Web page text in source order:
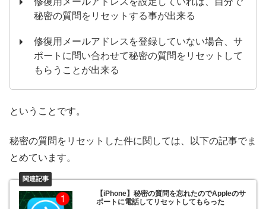
秘密の質問をリセットする事が出来る
修復用メールアドレスを登録していない場合、サ
ポートに問い合わせて秘密の質問をリセットして
もらうことが出来る
ということです。
秘密の質問をリセットした件に関しては、以下の記事でま
とめています。
【iPhone】秘密の質問を忘れたのでAppleのサ
ポートに電話してリセットしてもらった